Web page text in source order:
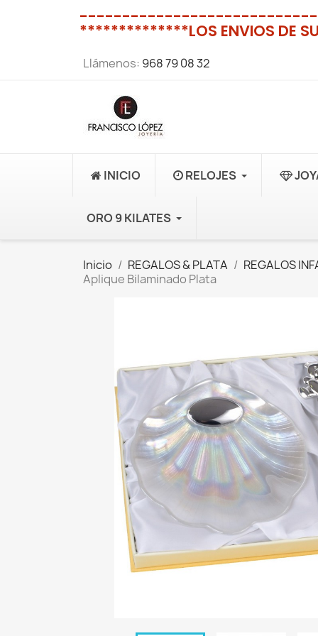
----------------------------
**************LOS ENVIOS DE
Llámenos: 968 79 08 32
INICIO RELOJES
ORO 9 KILATES
Inicio REGALOS & PLATA
REGALOS
Aplique Bilaminado Plata